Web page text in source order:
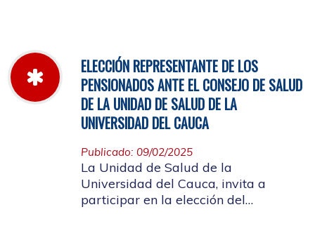
ELECCIÓN REPRESENTANTE DE LOS
PENSIONADOS ANTE EL CONSEJO DE SALUD
DE LA UNIDAD DE SALUD DE LA
UNIVERSIDAD DEL CAUCA
Publicado: 09/02/2025
La Unidad de Salud de la
Universidad del Cauca, invita a
participar en la elección del